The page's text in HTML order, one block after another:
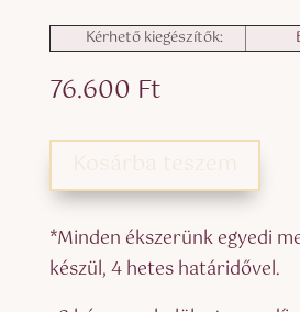
Kérhető kiegészítők:
76.600 Ft
*Minden ékszerünk egyedi
készül, 4 hetes határidővel.